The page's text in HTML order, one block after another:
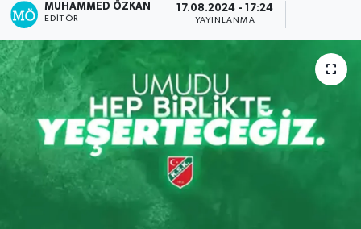
MUHAMMED ÖZKAN
EDITÖR
17.08.2024 - 17:24
YAYINLANMA